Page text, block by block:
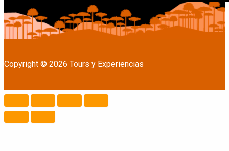
Copyright © 2026 Tours y Experiencias